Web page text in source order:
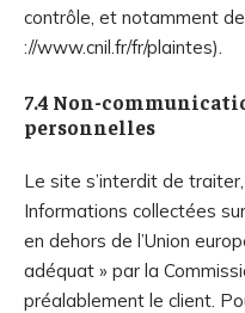
contrôle, et notamment
://www.cnil.fr/fr/plaintes).
7.4 Non-
personnelles
Le site s’interdit de
Informations collectées
en dehors de l’Union
adéquat » par la
préalablement le client.